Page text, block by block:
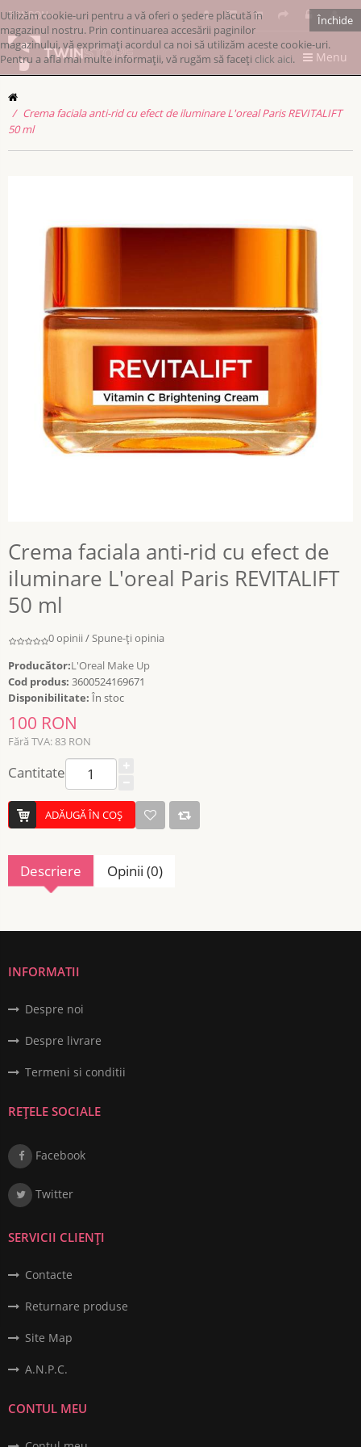
RONRON
Menu
Crema faciala anti-rid cu efect de iluminare L'oreal Paris REVITALIFT
50 ml
Crema faciala anti-rid cu efect de
iluminare L'oreal Paris REVITALIFT
50 ml
0 opinii /Spune-ţi opinia
Producător:L'Oreal Make Up
Cod produs: 3600524169671
Disponibilitate: În stoc
100 RON
Fără TVA: 83 RON
Cantitate
ADĂUGĂ ÎN COŞ
Descriere Opinii (0)
INFORMATII
Despre noi
Despre livrare
Termeni si conditii
REȚELE SOCIALE
Facebook
Twitter
SERVICII CLIENȚI
Contacte
Returnare produse
Site Map
A.N.P.C.
CONTUL MEU
Închide
Utilizăm cookie-uri pentru a vă oferi o ședere plăcută în
magazinul nostru. Prin continuarea accesării paginilor
magazinului, vă exprimați acordul ca noi să utilizăm aceste cookie-uri.
Pentru a afla mai multe informații, vă rugăm să faceți click aici.